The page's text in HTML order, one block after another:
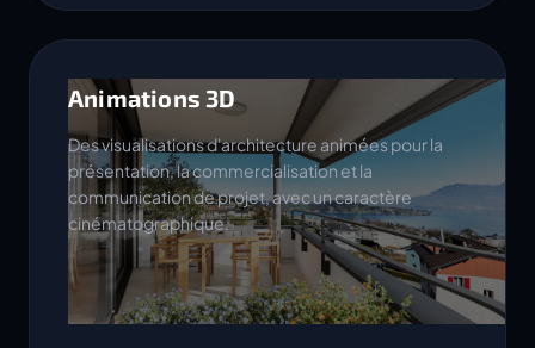
Animations 3D
Des visualisations d'architecture animées pour la
présentation, la commercialisation et la
communication de projet, avec un caractère
cinématographique.